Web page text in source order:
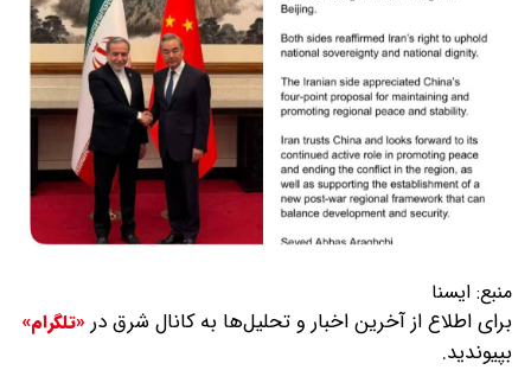
منبع: ایسنا
برای اطلاع از آخرین اخبار و تحلیل‌ها به کانال شرق در «تلگرام»
بپیوندید.